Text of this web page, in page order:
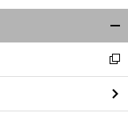
閉
る
新
し
い
ウ